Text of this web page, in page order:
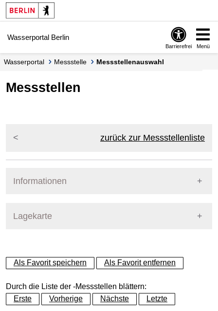
Springe zur Navigation
Springe zum Inhalt
Wasserportal Berlin
Barrierefrei Menü
Wasserportal Messstelle Messstellenauswahl
Messstellen
zurück zur Messstellenliste
Informationen
Lagekarte
+
−
Als Favorit speichern Als Favorit entfernen
Durch die Liste der -Messstellen blättern:
Erste
Vorherige Nächste Letzte